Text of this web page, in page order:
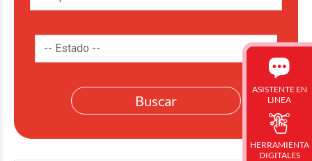
ASISTENTE EN
LINEA
HERRAMIENTA
DIGITALES